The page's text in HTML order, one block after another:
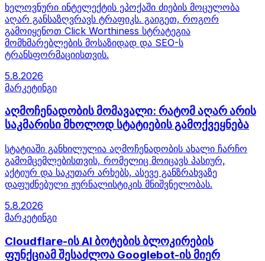
ხელოვნური ინტელექტის ეპოქაში ძიების მოცულობა
აღარ განსაზღვრავს ტრაფიკს. გაიგეთ, როგორ
გამოიყენოთ Click Worthiness სტრატეგია
მომხმარებლების მოსაზიდად და SEO-ს
ტრანსფორმაციისთვის.
5.8.2026
მარკეტინგი
აღმოჩენადობის მომავალი: რატომ აღარ არის
საკმარისი მხოლოდ სტატიების გამოქვეყნება
სტატიაში განხილულია აღმოჩენადობის ახალი ჩარჩო
გამომცემლებისთვის, რომელიც მოიცავს პასიურ,
აქტიურ და საკუთარ არხებს, ასევე განზრახვაზე
დაფუძნებული ჟურნალისტიკის მნიშვნელობას.
5.8.2026
მარკეტინგი
Cloudflare-ის AI ბოტების ბლოკირების
ფუნქციამ შესაძლოა Googlebot-ის მიერ